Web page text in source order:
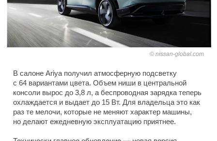
nissan-global.com
В салоне Ariya получил атмосферную подсветку
с 64 вариантами цвета. Объем ниши в центральной
консоли вырос до 3,8 л, а беспроводная зарядка теперь
охлаждается и выдает до 15 Вт. Для владельца это как
раз те мелочи, которые не меняют характер машины,
но делают ежедневную эксплуатацию приятнее.